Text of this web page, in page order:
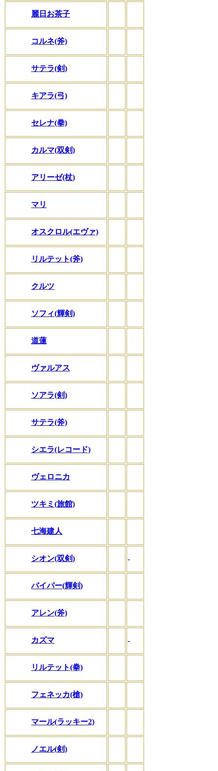
麗日お茶子
コルネ(斧)
サテラ(剣)
キアラ(弓)
セレナ(拳)
カルマ(双剣)
アリーゼ(杖)
マリ
オスクロル(エヴァ)
リルテット(斧)
クルツ
ソフィ(輝剣)
道蓮
ヴァルアス
ソアラ(剣)
サテラ(斧)
シエラ(レコード)
ヴェロニカ
ツキミ(旅館)
七海建人
シオン(双剣) -
バイパー(輝剣)
アレン(斧)
カズマ -
リルテット(拳)
フェネッカ(槍)
マール(ラッキー2)
ノエル(剣)